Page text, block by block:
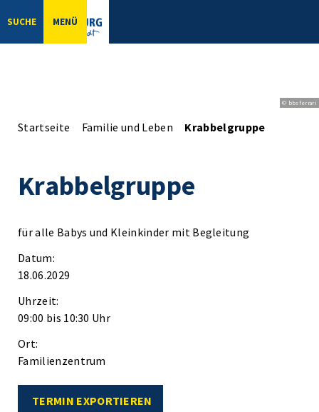
SUCHE MENÜ
© bbsferrari
Startseite Familie und Leben Krabbelgruppe
Krabbelgruppe
für alle Babys und Kleinkinder mit Begleitung
Datum:
18.06.2029
Uhrzeit:
09:00 bis 10:30 Uhr
Ort:
Familienzentrum
TERMIN EXPORTIEREN